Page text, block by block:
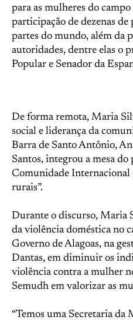
para as mulheres do
participação de dezenas de
partes do mundo, além da
autoridades, dentre elas o
Popular e Senador da
De forma remota, Maria
social e liderança da
Barra de Santo Antônio,
Santos, integrou a mesa do
Comunidade Internacional
rurais”.
Durante o discurso, Maria
da violência doméstica no
Governo de Alagoas, na
Dantas, em diminuir os
violência contra a mulher
Semudh em valorizar as
“Temos uma Secretaria da